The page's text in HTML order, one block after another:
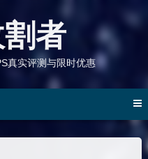
者
真实评测与限时优惠